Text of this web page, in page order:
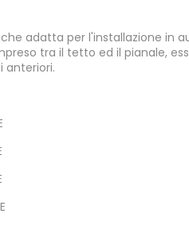
adatta per l'installazione in
tra il tetto ed il pianale,
anteriori.